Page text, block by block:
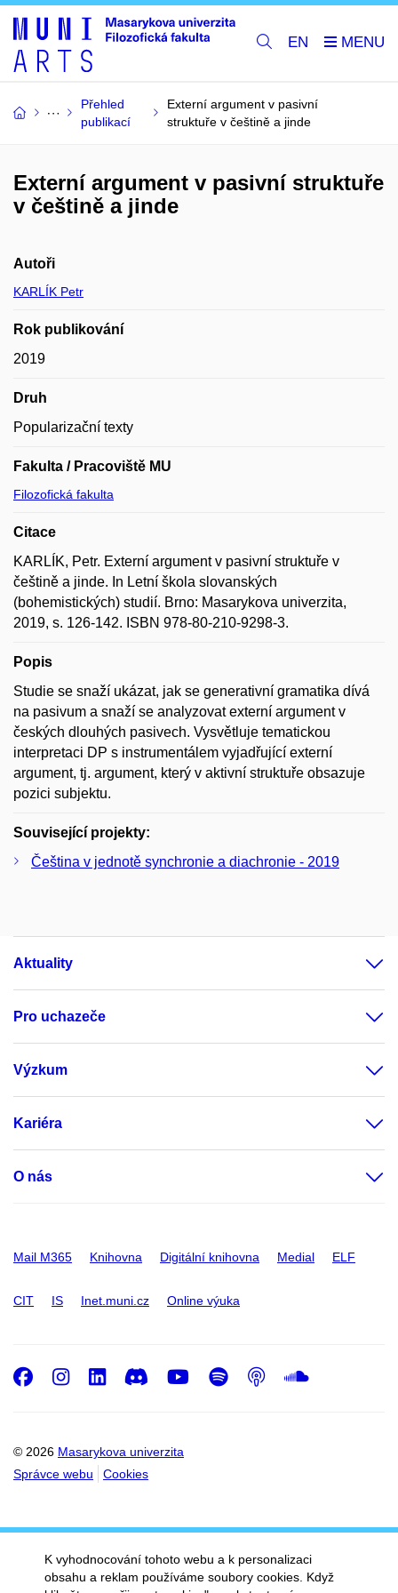
EN
Přehled
publikací
Externí argument v pasivní
struktuře v češtině a jinde
Externí argument v pasivní struktuře
v češtině a jinde
Autoři
KARLÍK Petr
Rok publikování
2019
Druh
Popularizační texty
Fakulta / Pracoviště MU
Filozofická fakulta
Citace
KARLÍK, Petr. Externí argument v pasivní struktuře v
češtině a jinde. In Letní škola slovanských
(bohemistických) studií. Brno: Masarykova univerzita,
2019, s. 126-142. ISBN 978-80-210-9298-3.
Popis
Studie se snaží ukázat, jak se generativní gramatika dívá
na pasivum a snaží se analyzovat externí argument v
českých dlouhých pasivech. Vysvětluje tematickou
interpretaci DP s instrumentálem vyjadřující externí
argument, tj. argument, který v aktivní struktuře obsazuje
pozici subjektu.
Související projekty:
Čeština v jednotě synchronie a diachronie - 2019
Aktuality
Pro uchazeče
Výzkum
Kariéra
O nás
Mail M365 Knihovna Digitální knihovna Medial ELF
CIT IS Inet.muni.cz Online výuka
© 2026 Masarykova univerzita
Správce webu
Cookies
Facebook
Instagram
LinkedIn
DiscordYoutube
Spotify
Podcast
K vyhodnocování tohoto webu a k personalizaci
obsahu a reklam používáme soubory cookies. Když